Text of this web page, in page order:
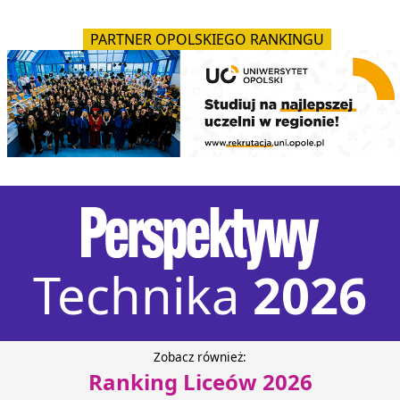
PARTNER OPOLSKIEGO RANKINGU
Technika 2026
Zobacz również:
Ranking Liceów 2026